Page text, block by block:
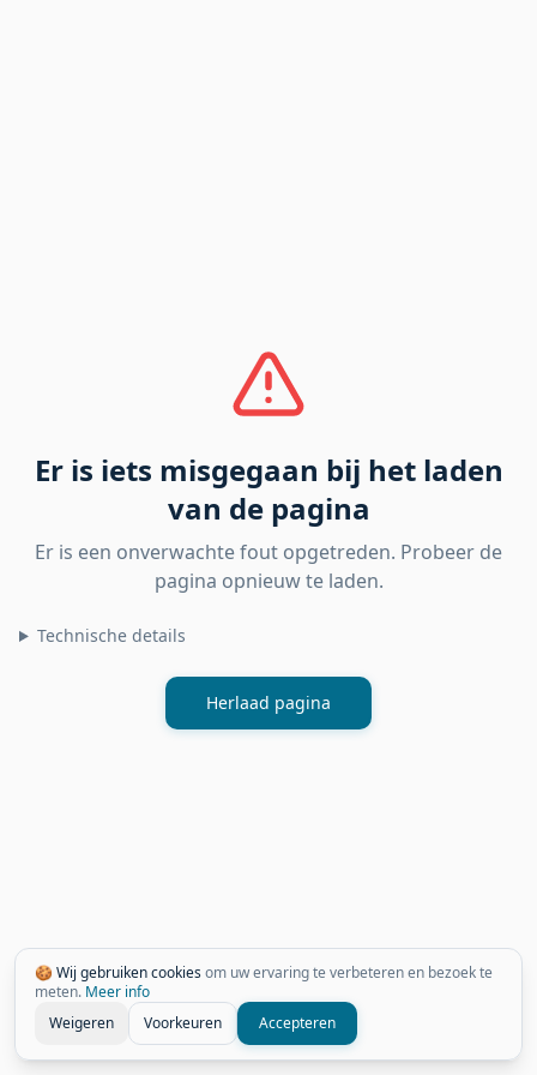
🍪 Wij gebruiken cookiesom uw ervaring te verbeteren en bezoek te
meten. Meer info
Weigeren
Voorkeuren Accepteren
Er is iets misgegaan bij het laden
van de pagina
Er is een onverwachte fout opgetreden. Probeer de
pagina opnieuw te laden.
Technische details
Herlaad pagina